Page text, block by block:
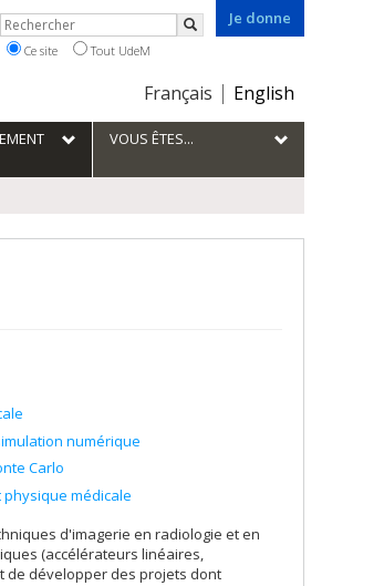
Je donne
Choix
la
langue
Français English
Rechercher
Rechercher
Ce site Tout UdeM
VOUS ÊTES...
numérique
Carlo
médicale
d'imagerie en radiologie et en
(accélérateurs linéaires,
de développer des projets dont